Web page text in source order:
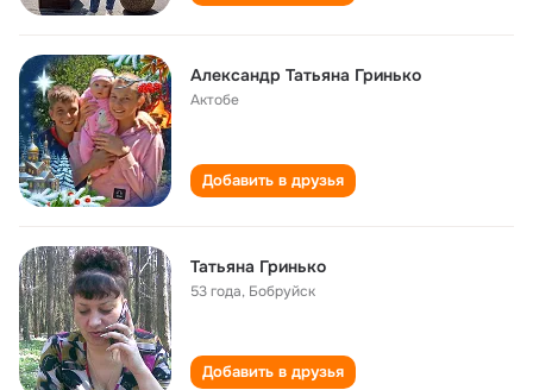
Александр Татьяна Гринько
Актобе
Добавить в друзья
Татьяна Гринько
53 года, Бобруйск
Добавить в друзья